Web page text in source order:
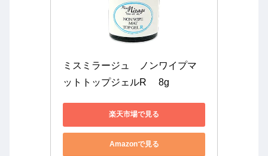
ミスミラージュ　ノンワイプマ
ットトップジェルR 　8g
楽天市場で見る
Amazonで見る